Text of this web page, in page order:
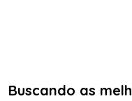
Buscando as